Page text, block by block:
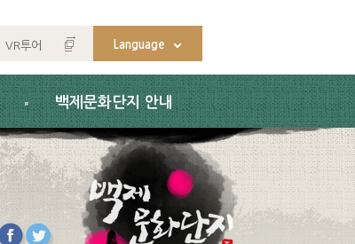
VR투어 Language
백제문화단지 안내